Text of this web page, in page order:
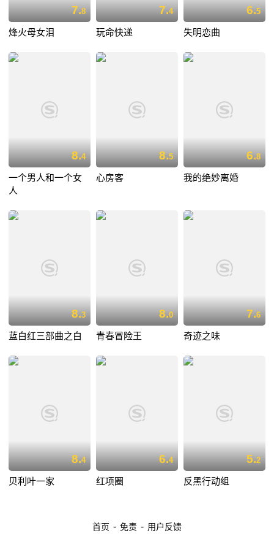
7.8
烽火母女泪
7.4
玩命快递
6.5
失明恋曲
8.4
一个男人和一个女
人
8.5
心房客
6.8
我的绝妙离婚
8.3
蓝白红三部曲之白
8.0
青春冒险王
7.6
奇迹之味
8.4
贝利叶一家
6.4
红项圈
5.2
反黑行动组
首页 - 免责 - 用户反馈